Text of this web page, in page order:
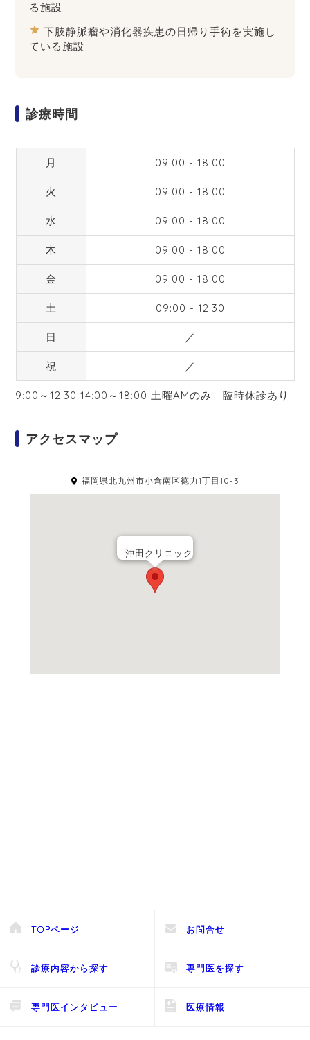
る施設
star 下肢静脈瘤や消化器疾患の日帰り手術を実施し
ている施設
診療時間
月 09:00 - 18:00
火 09:00 - 18:00
水 09:00 - 18:00
木 09:00 - 18:00
金 09:00 - 18:00
土 09:00 - 12:30
日 ／
祝 ／
9:00～12:30 14:00～18:00 土曜AMのみ 臨時休診あり
アクセスマップ
福岡県北九州市小倉南区徳力1丁目10-3
沖田クリニック
TOPページ お問合せ
診療内容から探す 専門医を探す
専門医インタビュー 医療情報